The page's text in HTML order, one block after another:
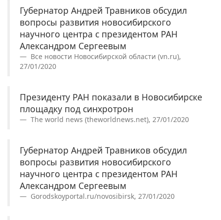
Губернатор Андрей Травников обсудил
вопросы развития новосибирского
научного центра с президентом РАН
Александром Сергеевым
Все новости Новосибирской области (vn.ru),
27/01/2020
Президенту РАН показали в Новосибирске
площадку под синхротрон
The world news (theworldnews.net), 27/01/2020
Губернатор Андрей Травников обсудил
вопросы развития новосибирского
научного центра с президентом РАН
Александром Сергеевым
Gorodskoyportal.ru/novosibirsk, 27/01/2020